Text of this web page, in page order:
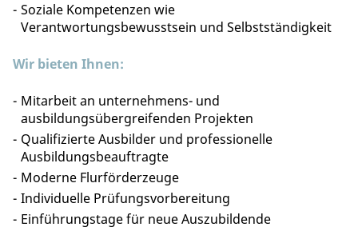
Soziale Kompetenzen wie
Verantwortungsbewusstsein und Selbstständigkeit
Wir bieten Ihnen:
Mitarbeit an unternehmens- und
ausbildungsübergreifenden Projekten
Qualifizierte Ausbilder und professionelle
Ausbildungsbeauftragte
Moderne Flurförderzeuge
Individuelle Prüfungsvorbereitung
Einführungstage für neue Auszubildende